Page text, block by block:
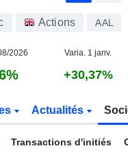
Actions AAL
2026 Varia. 1 janv.
+30,37%
Actualités
Transactions d'initiés